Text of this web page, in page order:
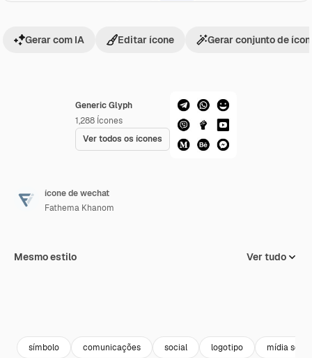
Generic Glyph
1,288 Ícones
Ver todos os ícones
Gerar com IA Editar ícone Gerar conjunto de
ícone de wechat
Fathema Khanom
Mesmo estilo Ver tudo
símbolo comunicações social logotipo mídia